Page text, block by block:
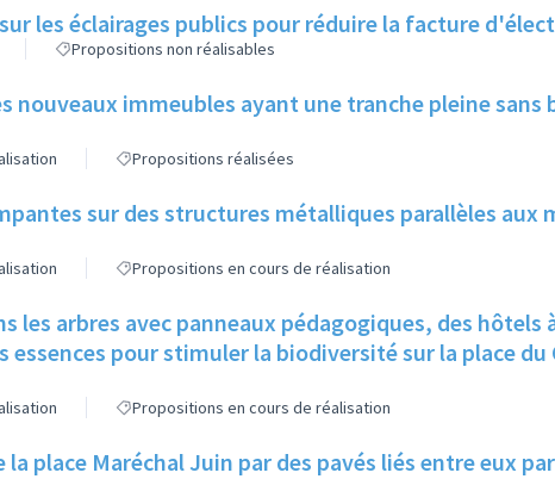
les éclairages publics pour réduire la facture
Propositions non réalisables
nouveaux immeubles ayant une tranche pleine sans
Propositions réalisées
sur des structures métalliques parallèles aux
Propositions en cours de réalisation
les arbres avec panneaux pédagogiques, des hôtels
pour stimuler la biodiversité sur la place du
Propositions en cours de réalisation
place Maréchal Juin par des pavés liés entre eux